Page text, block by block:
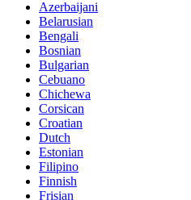
Azerbaijani
Belarusian
Bengali
Bosnian
Bulgarian
Cebuano
Chichewa
Corsican
Croatian
Dutch
Estonian
Filipino
Finnish
Frisian